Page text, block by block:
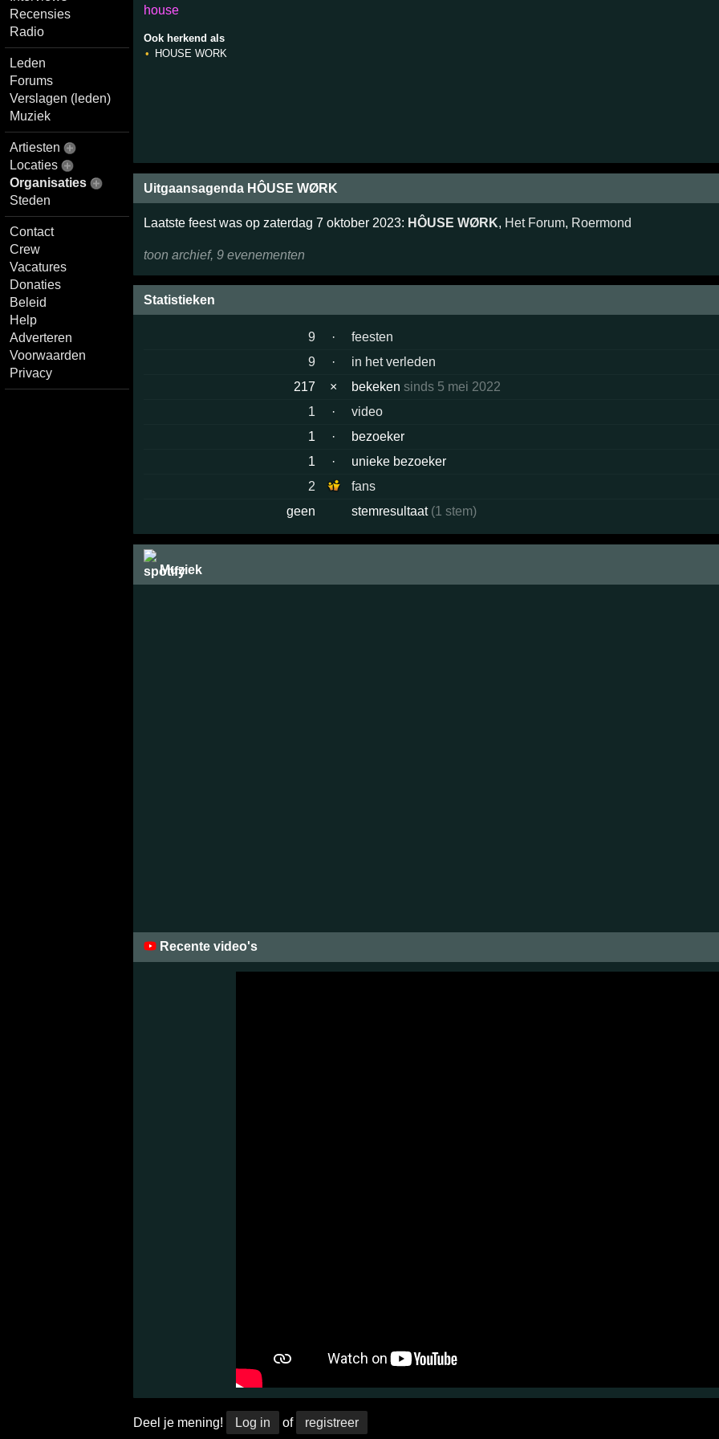
Recensies
Radio
Leden
Forums
Verslagen (leden)
Muziek
Artiesten
Locaties
Organisaties
Steden
Contact
Crew
Vacatures
Donaties
Beleid
Help
Adverteren
Voorwaarden
Privacy
house
Ook herkend als
HOUSE WORK
Uitgaansagenda HÔUSE WØRK
Laatste feest was op zaterdag 7 oktober 2023: HÔUSE WØRK, Het Forum, Roermond
toon archief, 9 evenementen
Statistieken
9 ·
feesten
9
·
in het verleden
217
× bekekensinds 5 mei 2022
1
·
video
1
·
bezoeker
1
·
unieke bezoeker
2
fans
geen
stemresultaat (1 stem)
Muziek
Recente video's
Deel je mening! Log in of registreer